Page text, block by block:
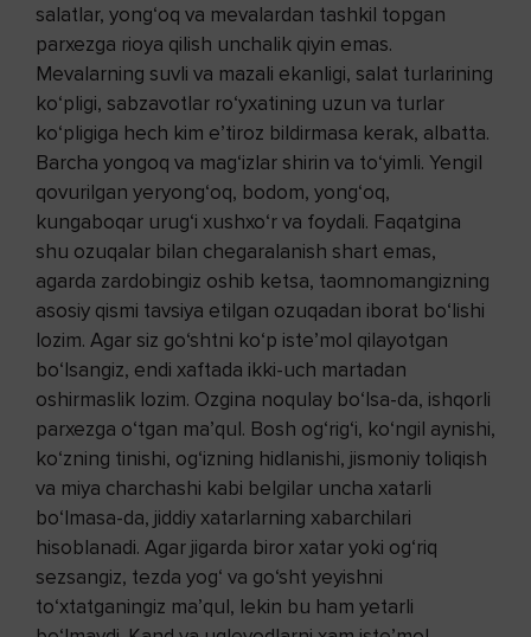
salatlar, yong‘oq va mevalardan tashkil topgan
parxezga rioya qilish unchalik qiyin emas.
Mevalarning suvli va mazali ekanligi, salat turlarining
ko‘pligi, sabzavotlar ro‘yxatining uzun va turlar
ko‘pligiga hech kim e’tiroz bildirmasa kerak, albatta.
Barcha yongoq va mag‘izlar shirin va to‘yimli. Yengil
qovurilgan yeryong‘oq, bodom, yong‘oq,
kungaboqar urug‘i xushxo‘r va foydali. Faqatgina
shu ozuqalar bilan chegaralanish shart emas,
agarda zardobingiz oshib ketsa, taomnomangizning
asosiy qismi tavsiya etilgan ozuqadan iborat bo‘lishi
lozim. Agar siz go‘shtni ko‘p iste’mol qilayotgan
bo‘lsangiz, endi xaftada ikki-uch martadan
oshirmaslik lozim. Ozgina noqulay bo‘lsa-da, ishqorli
parxezga o‘tgan ma’qul. Bosh og‘rig‘i, ko‘ngil aynishi,
ko‘zning tinishi, og‘izning hidlanishi, jismoniy toliqish
va miya charchashi kabi belgilar uncha xatarli
bo‘lmasa-da, jiddiy xatarlarning xabarchilari
hisoblanadi. Agar jigarda biror xatar yoki og‘riq
sezsangiz, tezda yog‘ va go‘sht yeyishni
to‘xtatganingiz ma’qul, lekin bu ham yetarli